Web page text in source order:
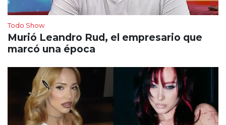
Todo Show
Murió Leandro Rud, el empresario que
marcó una época